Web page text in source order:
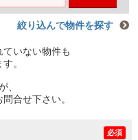
絞り込んで物件を探す
いない物件も
。
、
合せ下さい。
必須